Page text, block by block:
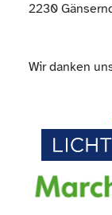
2230
Wir danken